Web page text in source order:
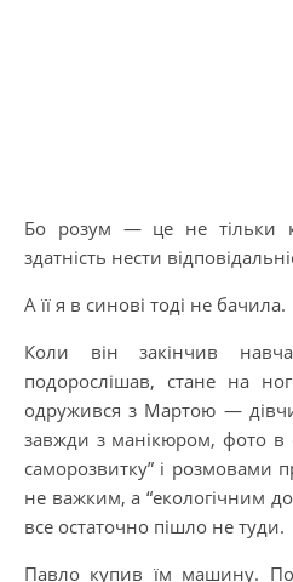
Бо розум — це не тільки
здатність нести
А її я в синові тоді не бачила.
Коли він закінчив
подорослішав, стане на
одружився з Мартою —
завжди з манікюром, фото в
саморозвитку” і розмовами
не важким, а “екологічним до
все остаточно пішло не туди.
Павло купив їм машину.